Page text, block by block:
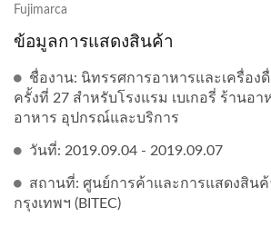
Fujimarca
ข้อมูลการแสดงสินค้า
ชื่องาน: นิทรรศการอาหารและเครื่อง
ครั้งที่ 27 สำหรับโรงแรม เบเกอรี่ ร้านอา
อาหาร อุปกรณ์และบริการ
วันที่: 2019.09.04 - 2019.09.07
สถานที่: ศูนย์การค้าและการแสดงสิน
กรุงเทพฯ (BITEC)